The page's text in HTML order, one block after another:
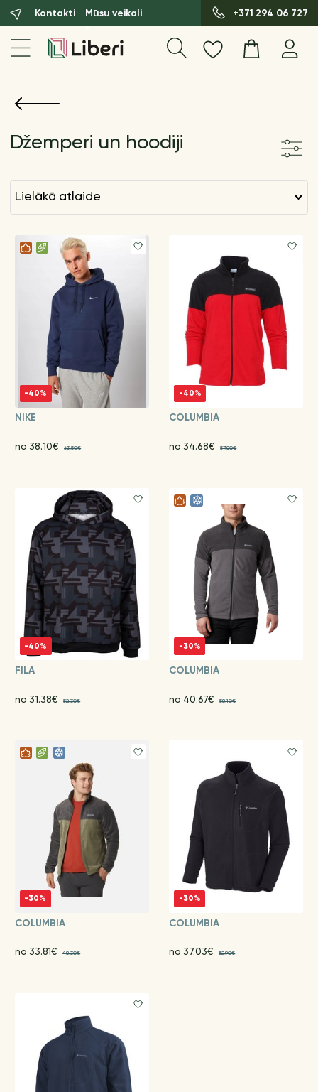
Kontakti Mūsu veikali +371 294 06 727
Džemperi un hoodiji
lielākā atlaide
-40%
NIKE
no 38.10€ 63.50€
-40%
COLUMBIA
no 34.68€ 57.80€
-40%
FILA
no 31.38€ 52.30€
-30%
COLUMBIA
no 40.67€ 58.10€
-30%
COLUMBIA
no 33.81€ 48.30€
-30%
COLUMBIA
no 37.03€ 52.90€